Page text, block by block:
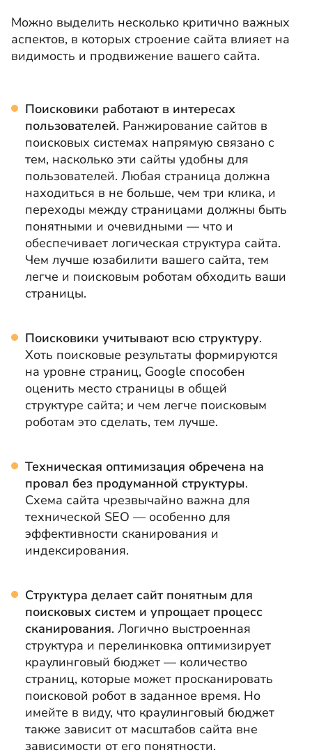
Можно выделить несколько критично важных
аспектов, в которых строение сайта влияет на
видимость и продвижение вашего сайта.
Поисковики работают в интересах
пользователей. Ранжирование сайтов в
поисковых системах напрямую связано с
тем, насколько эти сайты удобны для
пользователей. Любая страница должна
находиться в не больше, чем три клика, и
переходы между страницами должны быть
понятными и очевидными — что и
обеспечивает логическая структура сайта.
Чем лучше юзабилити вашего сайта, тем
легче и поисковым роботам обходить ваши
страницы.
Поисковики учитывают всю структуру.
Хоть поисковые результаты формируются
на уровне страниц, Google способен
оценить место страницы в общей
структуре сайта; и чем легче поисковым
роботам это сделать, тем лучше.
Техническая оптимизация обречена на
провал без продуманной структуры.
Схема сайта чрезвычайно важна для
технической SEO — особенно для
эффективности сканирования и
индексирования.
Структура делает сайт понятным для
поисковых систем и упрощает процесс
сканирования. Логично выстроенная
структура и перелинковка оптимизирует
краулинговый бюджет — количество
страниц, которые может просканировать
поисковой робот в заданное время. Но
имейте в виду, что краулинговый бюджет
также зависит от масштабов сайта вне
зависимости от его понятности.